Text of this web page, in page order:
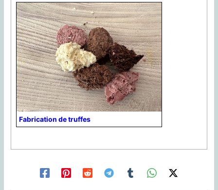
Fabrication de truffes